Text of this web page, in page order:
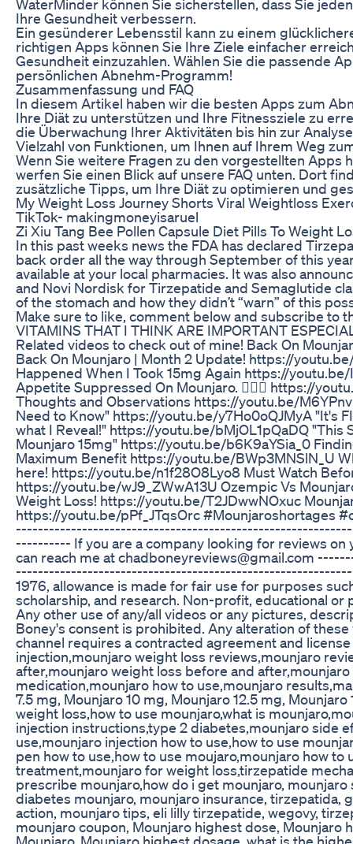
WaterMinder können Sie sicherstellen, dass Sie
Ihre Gesundheit verbessern.
Ein gesünderer Lebensstil kann zu einem
richtigen Apps können Sie Ihre Ziele einfacher
Gesundheit einzuzahlen. Wählen Sie die passende
persönlichen Abnehm-Programm!
Zusammenfassung und FAQ
In diesem Artikel haben wir die besten Apps zum
Ihre Diät zu unterstützen und Ihre Fitnessziele zu
die Überwachung Ihrer Aktivitäten bis hin zur
Vielzahl von Funktionen, um Ihnen auf Ihrem Weg
Wenn Sie weitere Fragen zu den vorgestellten
werfen Sie einen Blick auf unsere FAQ unten. Dort
zusätzliche Tipps, um Ihre Diät zu optimieren und
My Weight Loss Journey Shorts Viral Weightloss
TikTok- makingmoneyisaruel
Zi Xiu Tang Bee Pollen Capsule Diet Pills To Weight
In this past weeks news the FDA has declared
back order all the way through September of this
available at your local pharmacies. It was also
and Novi Nordisk for Tirzepatide and Semaglutide
of the stomach and how they didn’t “warn” of this
Make sure to like, comment below and subscribe to
VITAMINS THAT I THINK ARE IMPORTANT
Related videos to check out of mine! Back On
Back On Mounjaro | Month 2 Update! https://
Happened When I Took 15mg Again https://
Appetite Suppressed On Mounjaro. 🤷🏼‍♂️ https://
Thoughts and Observations https://youtu.be/
Need to Know" https://youtu.be/y7Ho0oQJMyA "It's
what I Reveal!" https://youtu.be/bMjOL1pQaDQ "This
Mounjaro 15mg" https://youtu.be/b6K9aYSia_0
Maximum Benefit https://youtu.be/BWp3MNSlN_U
here! https://youtu.be/n1f28O8Lyo8 Must Watch
https://youtu.be/wJ9_ZWwA13U Ozempic Vs
Weight Loss! https://youtu.be/T2JDwwNOxuc
https://youtu.be/pPf_JTqsOrc #Mounjaroshortages
---------- If you are a company looking for reviews
can reach me at chadboneyreviews@gmail.com
1976, allowance is made for fair use for purposes
scholarship, and research. Non-profit, educational
Any other use of any/all videos or any pictures,
Boney's consent is prohibited. Any alteration of
channel requires a contracted agreement and
injection,mounjaro weight loss reviews,mounjaro
after,mounjaro weight loss before and
medication,mounjaro how to use,mounjaro
7.5 mg, Mounjaro 10 mg, Mounjaro 12.5 mg,
weight loss,how to use mounjaro,what is
injection instructions,type 2 diabetes,mounjaro side
use,mounjaro injection how to use,how to use
pen how to use,how to use moujaro,mounjaro how
treatment,mounjaro for weight loss,tirzepatide
prescribe mounjaro,how do i get mounjaro,
diabetes mounjaro, mounjaro insurance, tirzepatida,
action, mounjaro tips, eli lilly tirzepatide, wegovy,
mounjaro coupon, Mounjaro highest dose, Mounjaro
Mounjaro, Mounjaro highest dosage, what is the